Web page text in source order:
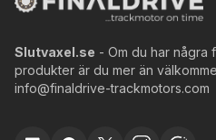
Slutvaxel.se - Om du har några
produkter är du mer än
info@finaldrive-trackmotors.com